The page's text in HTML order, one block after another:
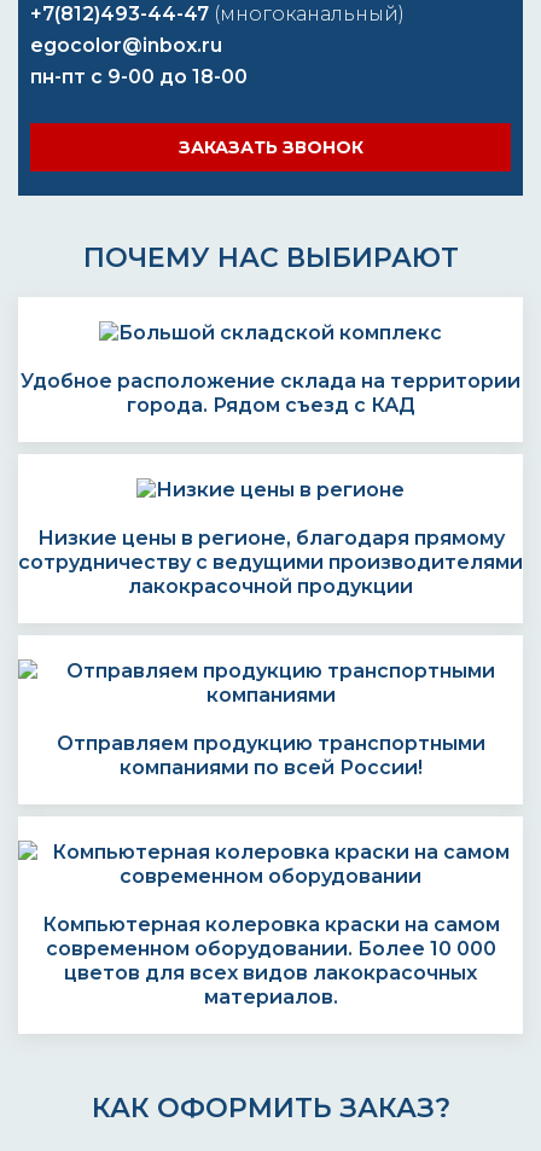
+7(812)493-44-47 (многоканальный)
egocolor@inbox.ru
пн-пт с 9-00 до 18-00
ЗАКАЗАТЬ ЗВОНОК
ПОЧЕМУ НАС ВЫБИРАЮТ
Удобное расположение склада на территории
города. Рядом съезд с КАД
Низкие цены в регионе, благодаря прямому
сотрудничеству с ведущими производителями
лакокрасочной продукции
Отправляем продукцию транспортными
компаниями по всей России!
Компьютерная колеровка краски на самом
современном оборудовании. Более 10 000
цветов для всех видов лакокрасочных
материалов.
КАК ОФОРМИТЬ ЗАКАЗ?